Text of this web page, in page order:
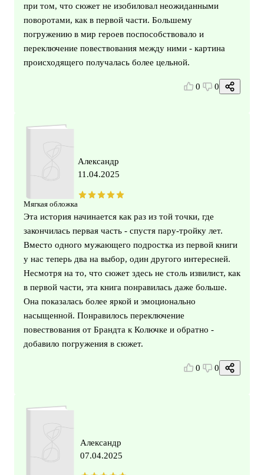
при том, что сюжет не изобиловал неожиданными
поворотами, как в первой части. Большему
погружению в мир героев поспособствовало и
переключение повествования между ними - картина
происходящего получалась более цельной.
0 0
Мягкая обложка
Александр
11.04.2025
Эта история начинается как раз из той точки, где
закончилась первая часть - спустя пару-тройку лет.
Вместо одного мужающего подростка из первой книги
у нас теперь два на выбор, один другого интересней.
Несмотря на то, что сюжет здесь не столь извилист, как
в первой части, эта книга понравилась даже больше.
Она показалась более яркой и эмоционально
насыщенной. Понравилось переключение
повествования от Брандта к Колючке и обратно -
добавило погружения в сюжет.
0 0
Александр
07.04.2025